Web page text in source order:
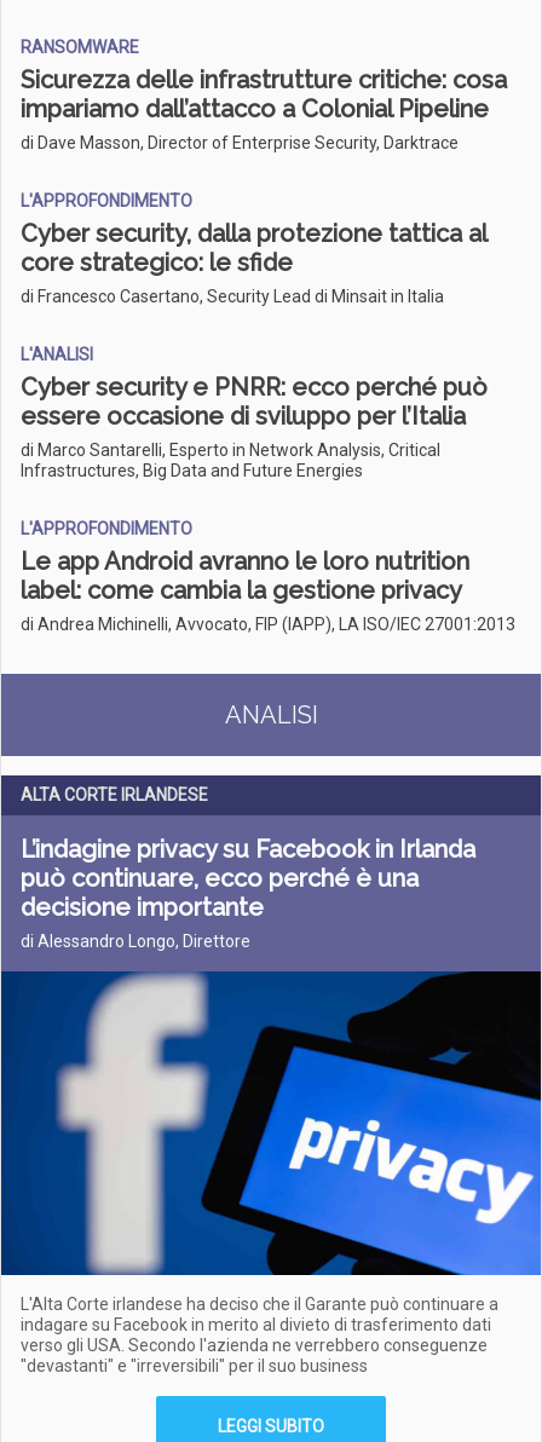
RANSOMWARE
Sicurezza delle infrastrutture critiche: cosa
impariamo dall’attacco a Colonial Pipeline
di Dave Masson, Director of Enterprise Security, Darktrace
L'APPROFONDIMENTO
Cyber security, dalla protezione tattica al
core strategico: le sfide
di Francesco Casertano, Security Lead di Minsait in Italia
L'ANALISI
Cyber security e PNRR: ecco perché può
essere occasione di sviluppo per l’Italia
di Marco Santarelli, Esperto in Network Analysis, Critical
Infrastructures, Big Data and Future Energies
L'APPROFONDIMENTO
Le app Android avranno le loro nutrition
label: come cambia la gestione privacy
di Andrea Michinelli, Avvocato, FIP (IAPP), LA ISO/IEC 27001:2013
ANALISI
ALTA CORTE IRLANDESE
L’indagine privacy su Facebook in Irlanda
può continuare, ecco perché è una
decisione importante
di Alessandro Longo, Direttore
L'Alta Corte irlandese ha deciso che il Garante può continuare a
indagare su Facebook in merito al divieto di trasferimento dati
verso gli USA. Secondo l'azienda ne verrebbero conseguenze
"devastanti" e "irreversibili" per il suo business
LEGGI SUBITO